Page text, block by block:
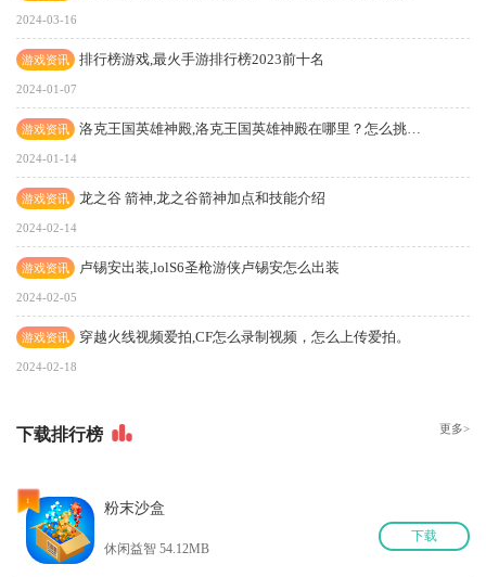
2024-03-16
游戏资讯 排行榜游戏,最火手游排行榜2023前十名
2024-01-07
游戏资讯 洛克王国英雄神殿,洛克王国英雄神殿在哪里？怎么挑战英雄神殿
2024-01-14
游戏资讯 龙之谷 箭神,龙之谷箭神加点和技能介绍
2024-02-14
游戏资讯 卢锡安出装,lolS6圣枪游侠卢锡安怎么出装
2024-02-05
游戏资讯 穿越火线视频爱拍,CF怎么录制视频，怎么上传爱拍。
2024-02-18
下载排行榜 更多>
1 粉末沙盒
休闲益智 54.12MB
下载